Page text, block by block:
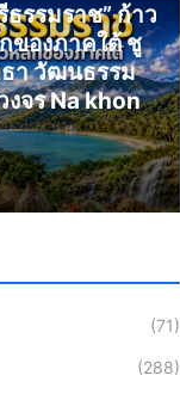
รรมราช” ก้าว
ของภาคใต้ ชู
า วัฒนธรรม
จร Na khon
(71)
(288)